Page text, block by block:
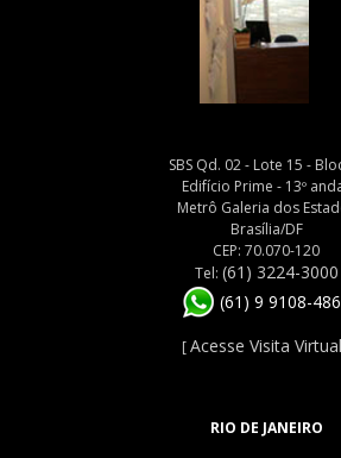
SBS Qd. 02 - Lote 15 -
Edifício Prime - 13º
Metrô Galeria dos
Brasília/DF
CEP: 70.070-120
Tel: (61) 3224-3000
(61) 9 9108-
[Acesse Visita Virtual
RIO DE JANEIRO